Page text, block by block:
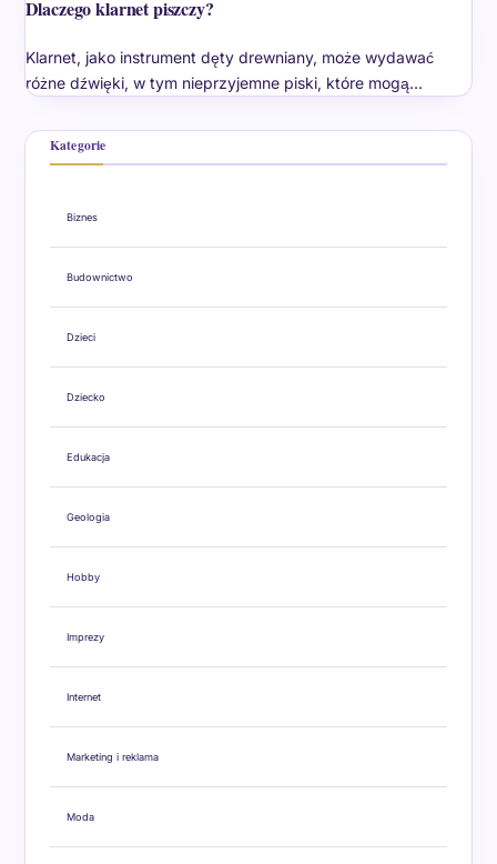
Dlaczego klarnet piszczy?
Klarnet, jako instrument dęty drewniany, może wydawać
różne dźwięki, w tym nieprzyjemne piski, które mogą…
Kategorie
Biznes
Budownictwo
Dzieci
Dziecko
Edukacja
Geologia
Hobby
Imprezy
Internet
Marketing i reklama
Moda